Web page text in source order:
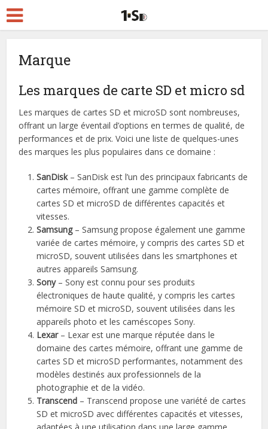
Marque
Les marques de carte SD et micro sd
Les marques de cartes SD et microSD sont nombreuses,
offrant un large éventail d’options en termes de qualité, de
performances et de prix. Voici une liste de quelques-unes
des marques les plus populaires dans ce domaine :
SanDisk– SanDisk est l’un des principaux fabricants de
cartes mémoire, offrant une gamme complète de
cartes SD et microSD de différentes capacités et
vitesses.
Samsung– Samsung propose également une gamme
variée de cartes mémoire, y compris des cartes SD et
microSD, souvent utilisées dans les smartphones et
autres appareils Samsung.
Sony– Sony est connu pour ses produits
électroniques de haute qualité, y compris les cartes
mémoire SD et microSD, souvent utilisées dans les
appareils photo et les caméscopes Sony.
Lexar– Lexar est une marque réputée dans le
domaine des cartes mémoire, offrant une gamme de
cartes SD et microSD performantes, notamment des
modèles destinés aux professionnels de la
photographie et de la vidéo.
Transcend – Transcend propose une variété de cartes
SD et microSD avec différentes capacités et vitesses,